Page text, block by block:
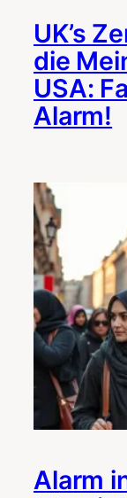
UK’s
die
USA:
Alarm!
Alarm